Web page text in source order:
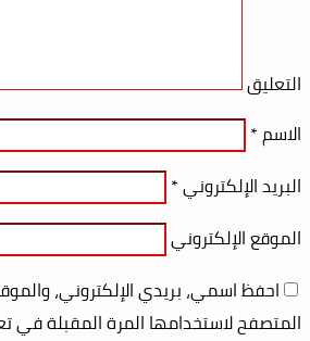
التعليق
الاسم*
البريد الإلكتروني*
الموقع الإلكتروني
احفظ اسمي، بريدي الإلكتروني،
المتصفح لاستخدامها المرة المقبلة في